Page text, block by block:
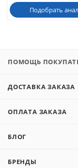
Подобрать
ПОМОЩЬ
ДОСТАВКА ЗАКАЗА
ОПЛАТА ЗАКАЗА
БЛОГ
БРЕНДЫ